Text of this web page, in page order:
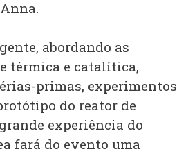
abordando as
térmica e catalítica,
primas, experimentos
do reator de
experiência do
fará do evento uma